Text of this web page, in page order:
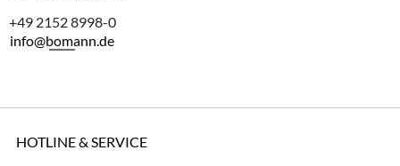
+49 2152 8998-0
info@bomann.de
HOTLINE & SERVICE